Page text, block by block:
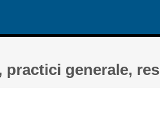
practici generale,